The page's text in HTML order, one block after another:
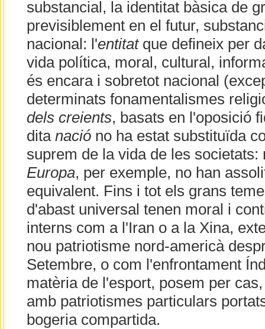
substancial, la identitat bàsica de
previsiblement en el futur,
nacional: l'entitatque defineix per
vida política, moral, cultural,
és encara i sobretot nacional
determinats fonamentalismes
dels creients, basats en l'oposició
dita nacióno ha estat substituïda
suprem de la vida de les
Europa, per exemple, no han
equivalent. Fins i tot els grans
d'abast universal tenen moral i
interns com a l'Iran o a la Xina,
nou patriotisme nord-americà
Setembre, o com l'enfrontament
matèria de l'esport, posem per
amb patriotismes particulars
bogeria compartida.